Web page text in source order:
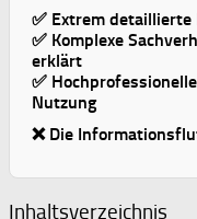
✅ Extrem detaillierte
✅ Komplexe
erklärt
✅
Nutzung
❌ Die
Inhaltsverzeichnis